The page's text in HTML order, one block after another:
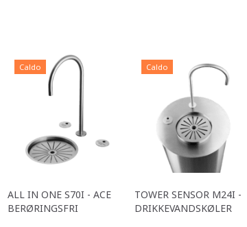
Caldo
ALL IN ONE S70I - ACE
BERØRINGSFRI
Caldo
TOWER SENSOR M24I -
DRIKKEVANDSKØLER